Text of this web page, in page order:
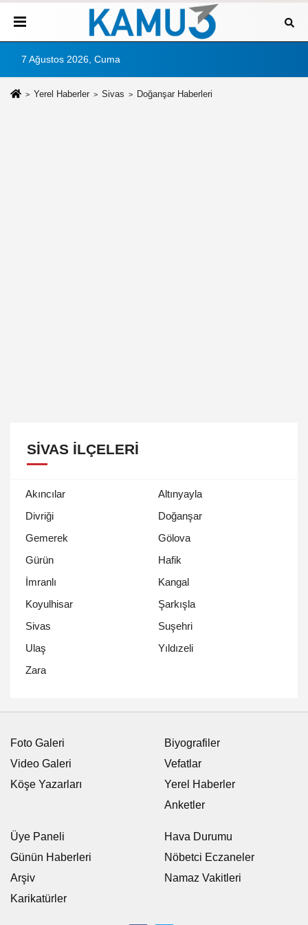
7 Ağustos 2026, Cuma
Yerel Haberler Sivas Doğanşar Haberleri
SIVAS İLÇELERI
Akıncılar
Altınyayla
Divriği
Doğanşar
Gemerek
Gölova
Gürün
Hafik
İmranlı
Kangal
Koyulhisar
Şarkışla
Sivas
Suşehri
Ulaş
Yıldızeli
Zara
Foto Galeri
Video Galeri
Köşe Yazarları
Biyografiler
Vefatlar
Yerel Haberler
Anketler
Üye Paneli
Günün Haberleri
Arşiv
Karikatürler
Hava Durumu
Nöbetci Eczaneler
Namaz Vakitleri